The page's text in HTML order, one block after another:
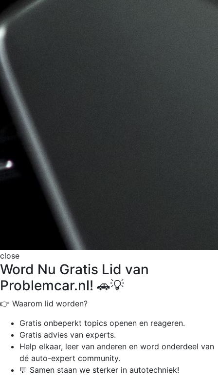
close
Word Nu Gratis Lid van
Problemcar.nl! 🚗💡
👉 Waarom lid worden?
Gratis onbeperkt topics openen en reageren.
Gratis advies van experts.
Help elkaar, leer van anderen en word onderdeel van
dé auto-expert community.
💬 Samen staan we sterker in autotechniek!